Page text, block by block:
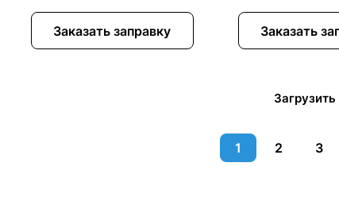
Заказать заправку
MPC2011,
MPC2504
Заказать
1 2 3